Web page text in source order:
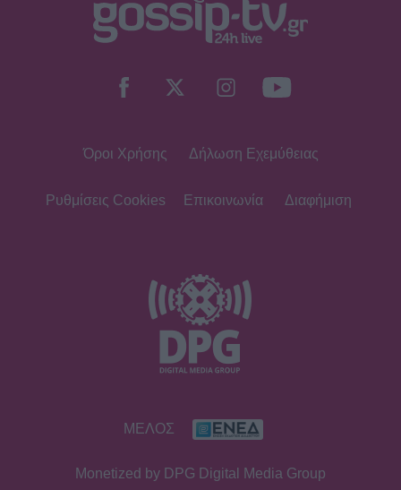
Όροι Χρήσης Δήλωση Εχεμύθειας
Ρυθμίσεις Cookies Επικοινωνία Διαφήμιση
ΜΕΛΟΣ
Monetized by DPG Digital Media Group